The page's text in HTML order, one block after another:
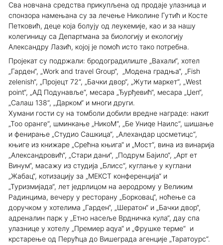
Сва новчана средства прикупљена од продаје улазница и
спонзора намењана су за лечење Николине Гутић и Косте
Петковић, деце која болују од леукемије, као и за нашу
колегиницу са Департмана за биологију и екологију
Александру Лазић, којој је помоћ исто тако потребна.
Пројекат су подржали: бродоградилиште „Вахали“, хотел
„Гарден“, „Work and travel Group“, „Модена градња“, „Fish
zelenish“, „Пројецт 72“, „Бачки двор“, „Жути маркет“, „West
point“, „АД Подунавље“, месара „Ђурђевић“, месара „Џеп“,
„Салаш 138“, „Дарком“ и многи други.
Хумани гости су на томболи добили вредне награде: накит
„Тоо оранге“, шминкање „НикоМ“, „Бе Униqе Наилс“, шишање
и фенирање „Студио Сашкица“, „Алеxандар цосметицс“,
књиге из книжаре „Срећна књига“ и „Мост“, вина из винарија
„Александровић“, „Стари дани“, „Подрум Бајило“, „Арт ет
Винум“, масажу из студија „Блисс“, куглање у куглани
„Жабац“, котизацију за „МЕКСТ конференција“ и
„Туризмијада“, лет једрлицом на аеродрому у Великим
Радинцима, вечеру у ресторану „Борковац“, ноћење са
доручком у хотелима „Гарден“, „Шератон“ и „Бачки двор“,
адреналин парк у „Етно насеље Врдничка кула“, даy спа
улазнице у хотелу „Премиер аqуа“ и „Фрушке терме“ и
крстарење од Перућца до Вишеграда агенције „Таратоурс“.